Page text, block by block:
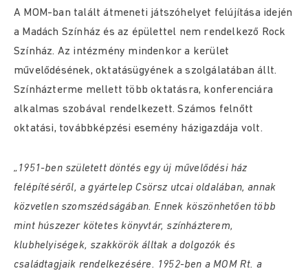
A MOM-ban talált átmeneti játszóhelyet felújítása idején
a Madách Színház és az épülettel nem rendelkező Rock
Színház. Az intézmény mindenkor a kerület
művelődésének, oktatásügyének a szolgálatában állt.
Színházterme mellett több oktatásra, konferenciára
alkalmas szobával rendelkezett. Számos felnőtt
oktatási, továbbképzési esemény házigazdája volt.
„1951-ben született döntés egy új művelődési ház
felépítéséről, a gyártelep Csörsz utcai oldalában, annak
közvetlen szomszédságában. Ennek köszönhetően több
mint húszezer kötetes könyvtár, színházterem,
klubhelyiségek, szakkörök álltak a dolgozók és
családtagjaik rendelkezésére. 1952-ben a MOM Rt. a